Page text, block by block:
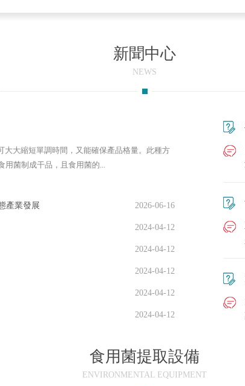
新聞中心
NEWS
大大縮短單調時間，又能確保產品格量。此種方
用菌制成干品，且食用菌的...
產業發展 2026-06-16
2024-04-12
2024-04-12
2024-04-12
2024-04-12
2024-04-12
食用菌提取設備
ENVIRONMENTAL EQUIPMENT